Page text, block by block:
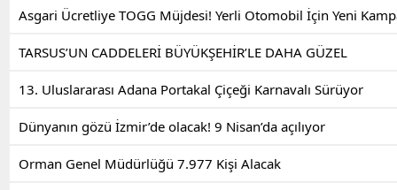
Asgari Ücretliye TOGG Müjdesi! Yerli Otomobil İçin Yeni
TARSUS’UN CADDELERİ BÜYÜKŞEHİR’LE DAHA GÜZEL
13. Uluslararası Adana Portakal Çiçeği Karnavalı Sürüyor
Dünyanın gözü İzmir’de olacak! 9 Nisan’da açılıyor
Orman Genel Müdürlüğü 7.977 Kişi Alacak